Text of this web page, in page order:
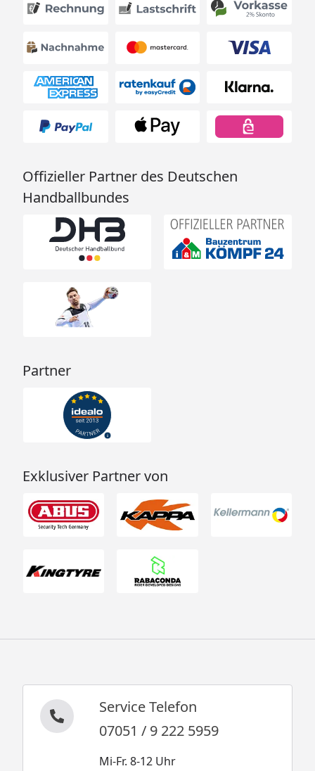
Offizieller Partner des Deutschen
Handballbundes
Partner
Exklusiver Partner von
Service Telefon
07051 / 9 222 5959
Mi-Fr. 8-12 Uhr